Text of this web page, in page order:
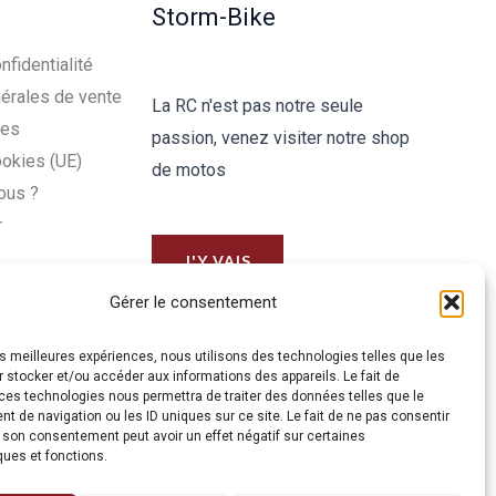
Gérer le consentement
meilleures expériences, nous utilisons des technologies telles que les
stocker et/ou accéder aux informations des appareils. Le fait de
technologies nous permettra de traiter des données telles que le
de navigation ou les ID uniques sur ce site. Le fait de ne pas consentir
son consentement peut avoir un effet négatif sur certaines
et fonctions.
de vente
(UE)
?
Storm-Bike
La RC n'est pas notre seule
passion, venez visiter notre shop
de motos
J'Y VAIS